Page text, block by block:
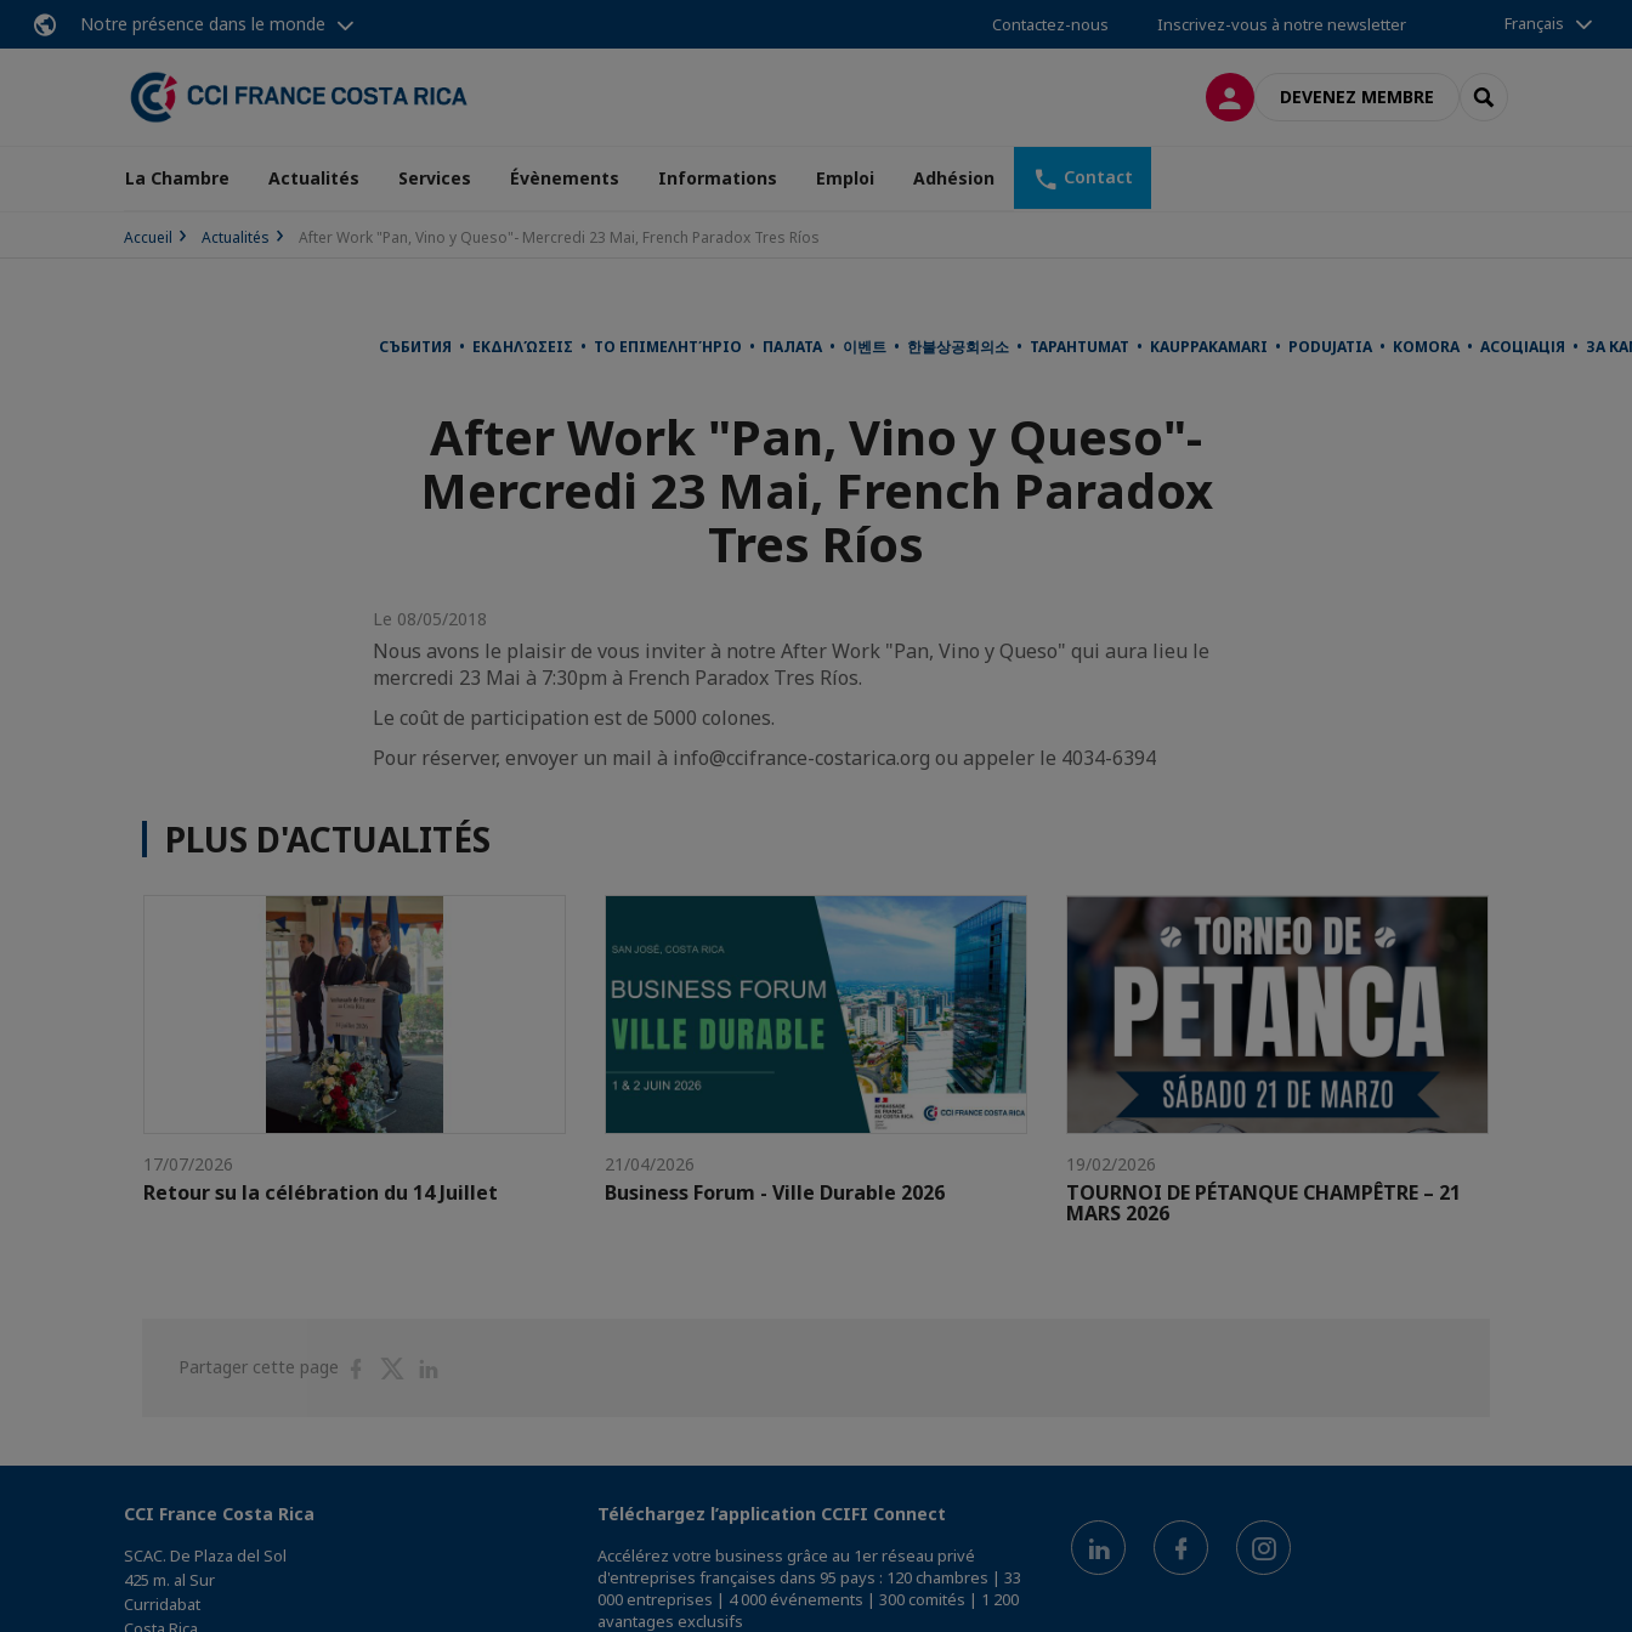
Notre présence dans le monde Contactez-nous Inscrivez-vous à notre newsletter Français
CONNEXIONDEVENEZ MEMBRE RECHERCHER
La Chambre Actualités Services Évènements Informations Emploi Adhésion Contact
Accueil Actualités After Work "Pan, Vino y Queso"- Mercredi 23 Mai, French Paradox Tres Ríos
СЪБИТИЯ • ΕΚΔΗΛΏΣΕΙΣ • ΤΟ ΕΠΙΜΕΛΗΤΉΡΙΟ • ПАЛАТА • 이벤트 • 한불상공회의소 • TAPAHTUMAT • KAUPPAKAMARI • PODUJATIA • KOMORA • АСОЦІАЦІЯ • ЗА
After Work "Pan, Vino y Queso"-
Mercredi 23 Mai, French Paradox
Tres Ríos
Le 08/05/2018
Nous avons le plaisir de vous inviter à notre After Work "Pan, Vino y Queso" qui aura lieu le
mercredi 23 Mai à 7:30pm à French Paradox Tres Ríos.
Le coût de participation est de 5000 colones.
Pour réserver, envoyer un mail à info@ccifrance-costarica.org ou appeler le 4034-6394
PLUS D'ACTUALITÉS
17/07/2026
Retour su la célébration du 14 Juillet
21/04/2026
Business Forum - Ville Durable 2026
19/02/2026
TOURNOI DE PÉTANQUE CHAMPÊTRE – 21
MARS 2026
Partager cette page
PartagerPartager
CCI France Costa Rica
SCAC. De Plaza del Sol
425 m. al Sur
Curridabat
Téléchargez l’application CCIFI Connect
Accélérez votre business grâce au 1er réseau privé
d'entreprises françaises dans 95 pays : 120 chambres | 33
000 entreprises | 4 000 événements | 300 comités | 1 200
avantages exclusifs